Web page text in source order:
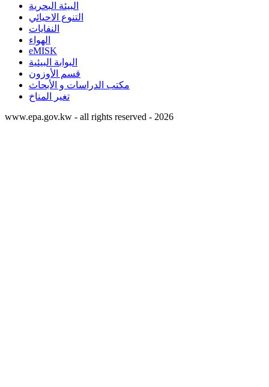
البيئة البحرية
التنوع الاحيائي
النفايات
الهواء
eMISK
البوابة البيئية
قسم الأوزون
مكتب الدراسات و الأبحاث
تغير المناخ
www.epa.gov.kw - all rights reserved - 2026